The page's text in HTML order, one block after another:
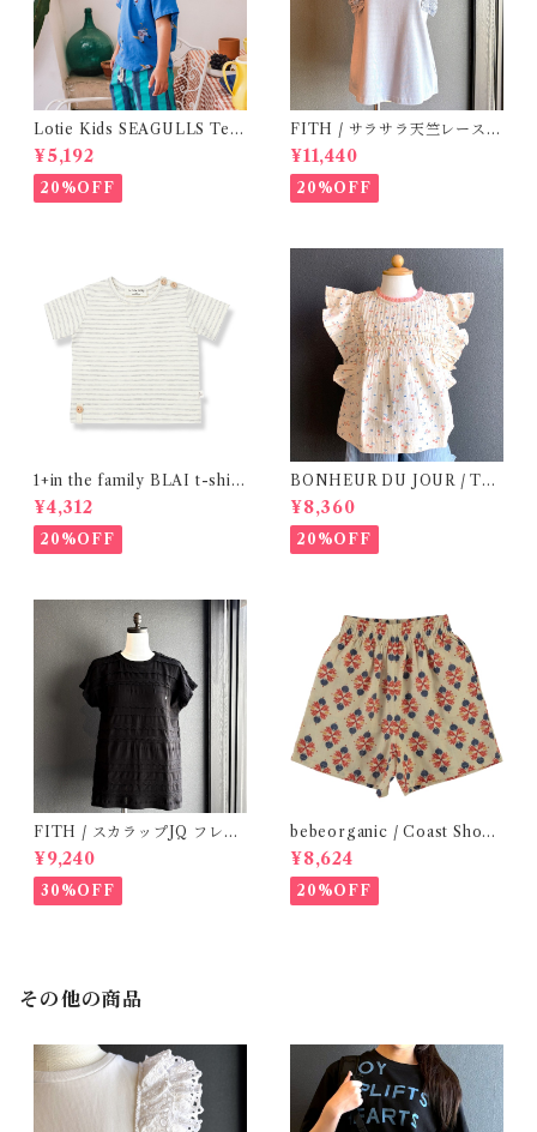
Lotie Kids SEAGULLS Tee
(12m- 8Y)
¥5,192
20%OFF
FITH / サラサラ天竺レースT
シャツ (BL) / 145・155
¥11,440
20%OFF
1+in the family BLAI t-shirt
(Grey)
¥4,312
20%OFF
BONHEUR DU JOUR / TO
SCANE BlOUSE (Rose 2~6
Y)
¥8,360
20%OFF
FITH / スカラップJQ フレン
チスリーブTシャツ (Black) /
Size 1・2
¥9,240
30%OFF
bebeorganic / Coast Short
s Under The Sea ( 3・５Y)
¥8,624
20%OFF
その他の商品